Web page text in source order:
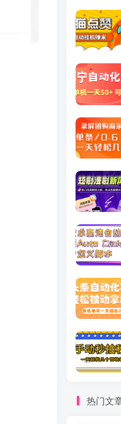
TOP9
TOP10
友情链
热门文